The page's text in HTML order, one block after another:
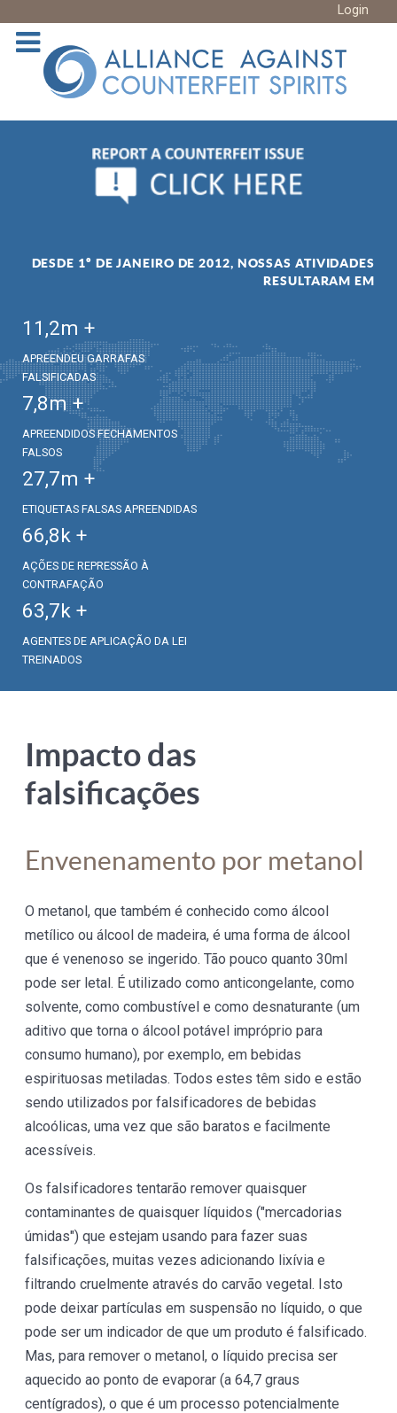
Login
DESDE 1º DE JANEIRO DE 2012, NOSSAS ATIVIDADES
RESULTARAM EM
11,2m +
APREENDEU GARRAFAS
FALSIFICADAS
7,8m +
APREENDIDOS FECHAMENTOS
FALSOS
27,7m +
ETIQUETAS FALSAS APREENDIDAS
66,8k +
AÇÕES DE REPRESSÃO À
CONTRAFAÇÃO
63,7k +
AGENTES DE APLICAÇÃO DA LEI
TREINADOS
Impacto das
falsificações
Envenenamento por metanol
O metanol, que também é conhecido como álcool
metílico ou álcool de madeira, é uma forma de álcool
que é venenoso se ingerido. Tão pouco quanto 30ml
pode ser letal. É utilizado como anticongelante, como
solvente, como combustível e como desnaturante (um
aditivo que torna o álcool potável impróprio para
consumo humano), por exemplo, em bebidas
espirituosas metiladas. Todos estes têm sido e estão
sendo utilizados por falsificadores de bebidas
alcoólicas, uma vez que são baratos e facilmente
acessíveis.
Os falsificadores tentarão remover quaisquer
contaminantes de quaisquer líquidos ("mercadorias
úmidas") que estejam usando para fazer suas
falsificações, muitas vezes adicionando lixívia e
filtrando cruelmente através do carvão vegetal. Isto
pode deixar partículas em suspensão no líquido, o que
pode ser um indicador de que um produto é falsificado.
Mas, para remover o metanol, o líquido precisa ser
aquecido ao ponto de evaporar (a 64,7 graus
centígrados), o que é um processo potencialmente